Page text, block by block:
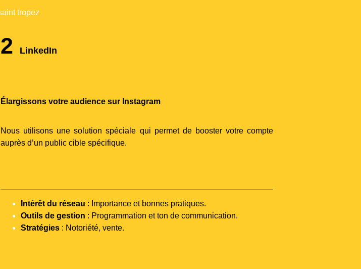
2 LinkedIn
Élargissons votre audience sur Instagram
Nous utilisons une solution spéciale qui permet de booster votre compte
auprès d’un public cible spécifique.
Intérêt du réseau : Importance et bonnes pratiques.
Outils de gestion : Programmation et ton de communication.
Stratégies : Notoriété, vente.